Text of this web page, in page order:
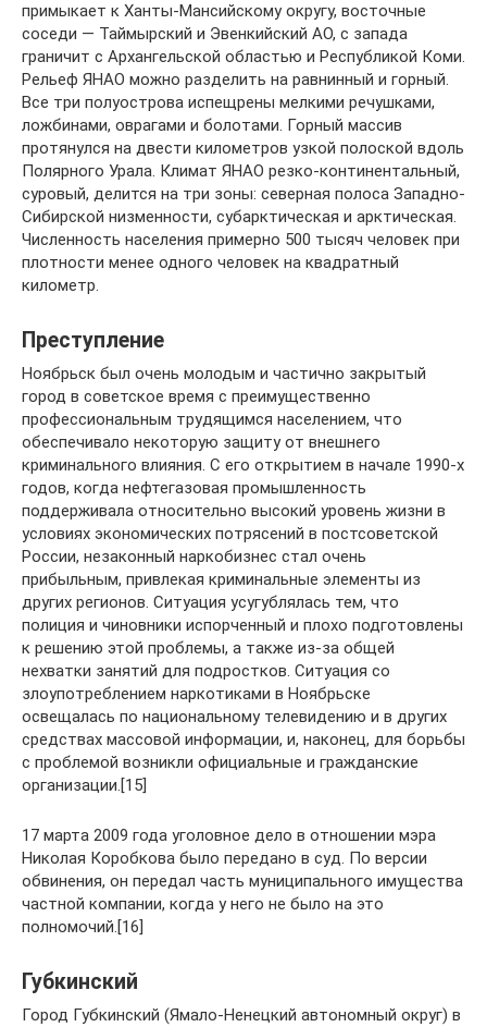
примыкает к Ханты-Мансийскому округу, восточные
соседи — Таймырский и Эвенкийский АО, с запада
граничит с Архангельской областью и Республикой Коми.
Рельеф ЯНАО можно разделить на равнинный и горный.
Все три полуострова испещрены мелкими речушками,
ложбинами, оврагами и болотами. Горный массив
протянулся на двести километров узкой полоской вдоль
Полярного Урала. Климат ЯНАО резко-континентальный,
суровый, делится на три зоны: северная полоса Западно-
Сибирской низменности, субарктическая и арктическая.
Численность населения примерно 500 тысяч человек при
плотности менее одного человек на квадратный
километр.
Преступление
Ноябрьск был очень молодым и частично закрытый
город в советское время с преимущественно
профессиональным трудящимся населением, что
обеспечивало некоторую защиту от внешнего
криминального влияния. С его открытием в начале 1990-х
годов, когда нефтегазовая промышленность
поддерживала относительно высокий уровень жизни в
условиях экономических потрясений в постсоветской
России, незаконный наркобизнес стал очень
прибыльным, привлекая криминальные элементы из
других регионов. Ситуация усугублялась тем, что
полиция и чиновники испорченный и плохо подготовлены
к решению этой проблемы, а также из-за общей
нехватки занятий для подростков. Ситуация со
злоупотреблением наркотиками в Ноябрьске
освещалась по национальному телевидению и в других
средствах массовой информации, и, наконец, для борьбы
с проблемой возникли официальные и гражданские
организации.[15]
17 марта 2009 года уголовное дело в отношении мэра
Николая Коробкова было передано в суд. По версии
обвинения, он передал часть муниципального имущества
частной компании, когда у него не было на это
полномочий.[16]
Губкинский
Город Губкинский (Ямало-Ненецкий автономный округ) в